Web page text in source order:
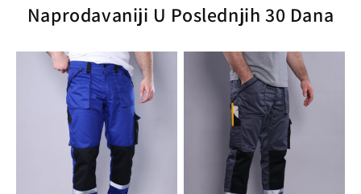
Naprodavaniji U Poslednjih 30 Dana